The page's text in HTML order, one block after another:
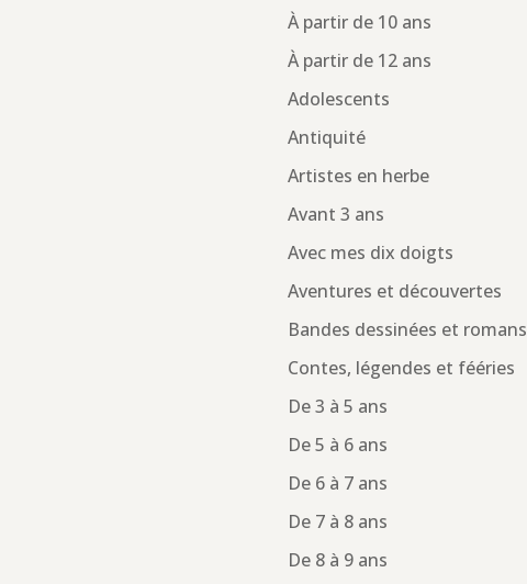
À partir de 10 ans
À partir de 12 ans
Adolescents
Antiquité
Artistes en herbe
Avant 3 ans
Avec mes dix doigts
Aventures et découvertes
Bandes dessinées et
Contes, légendes et fééries
De 3 à 5 ans
De 5 à 6 ans
De 6 à 7 ans
De 7 à 8 ans
De 8 à 9 ans